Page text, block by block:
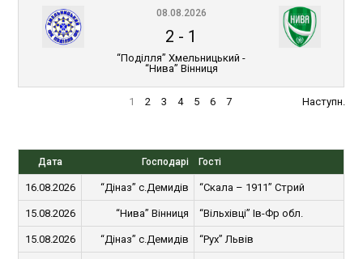
08.08.2026
2 - 1
“Поділля” Хмельницький -
“Нива” Вінниця
1 2 3 4 5 6 7 Наступн.
Дата Господарі Гості
16.08.2026 “Діназ” с.Демидів “Скала – 1911” Стрий
15.08.2026 “Нива” Вінниця “Вільхівці” Ів-Фр обл.
15.08.2026 “Діназ” с.Демидів “Рух” Львів